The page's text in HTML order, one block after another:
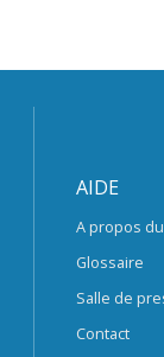
AIDE
A propos
Glossaire
Salle de
Contact